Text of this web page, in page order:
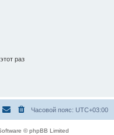
раз
Часовой пояс: UTC+03:00
© phpBB Limited